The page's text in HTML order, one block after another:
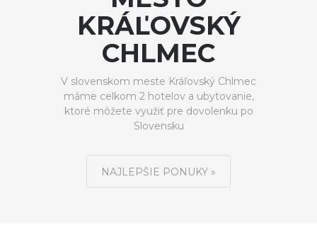
KRÁĽOVSKÝ
CHLMEC
V slovenskom meste Kráľovský Chlmec
máme celkom 2 hotelov a ubytovanie,
ktoré môžete využiť pre dovolenku po
Slovensku
NAJLEPŠIE PONUKY »